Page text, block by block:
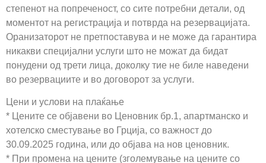
степенот на попреченост, со сите потребни детали, од
моментот на регистрација и потврда на резервацијата.
Оранизаторот не претпоставува и не може да гарантира
никакви специјални услуги што не можат да бидат
понудени од трети лица, доколку тие не биле наведени
во резервациите и во договорот за услуги.
Цени и услови на плаќање
* Цените се објавени во Ценовник бр.1, апартманско и
хотелско сместување во Грција, со важност до
30.09.2025 година, или до објава на нов ценовник.
* При промена на цените (зголемување на цените со